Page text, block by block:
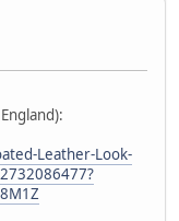
Leather-Look-